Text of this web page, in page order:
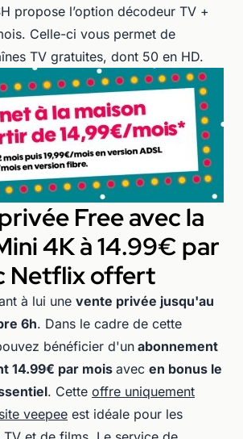
propose l’option décodeur TV +
Celle-ci vous permet de
TV gratuites, dont 50 en HD.
Free avec la
4K à 14.99€ par
Netflix offert
à lui une vente privée jusqu'au
6h. Dans le cadre de cette
bénéficier d'un abonnement
14.99€ par mois avec en bonus le
. Cette offre uniquement
veepee est idéale pour les